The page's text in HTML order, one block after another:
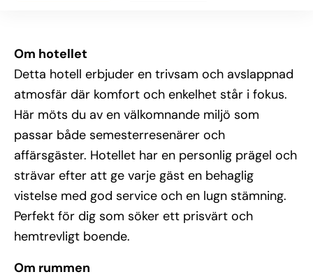
Om hotellet
Detta hotell erbjuder en trivsam och avslappnad
atmosfär där komfort och enkelhet står i fokus.
Här möts du av en välkomnande miljö som
passar både semesterresenärer och
affärsgäster. Hotellet har en personlig prägel och
strävar efter att ge varje gäst en behaglig
vistelse med god service och en lugn stämning.
Perfekt för dig som söker ett prisvärt och
hemtrevligt boende.
Om rummen